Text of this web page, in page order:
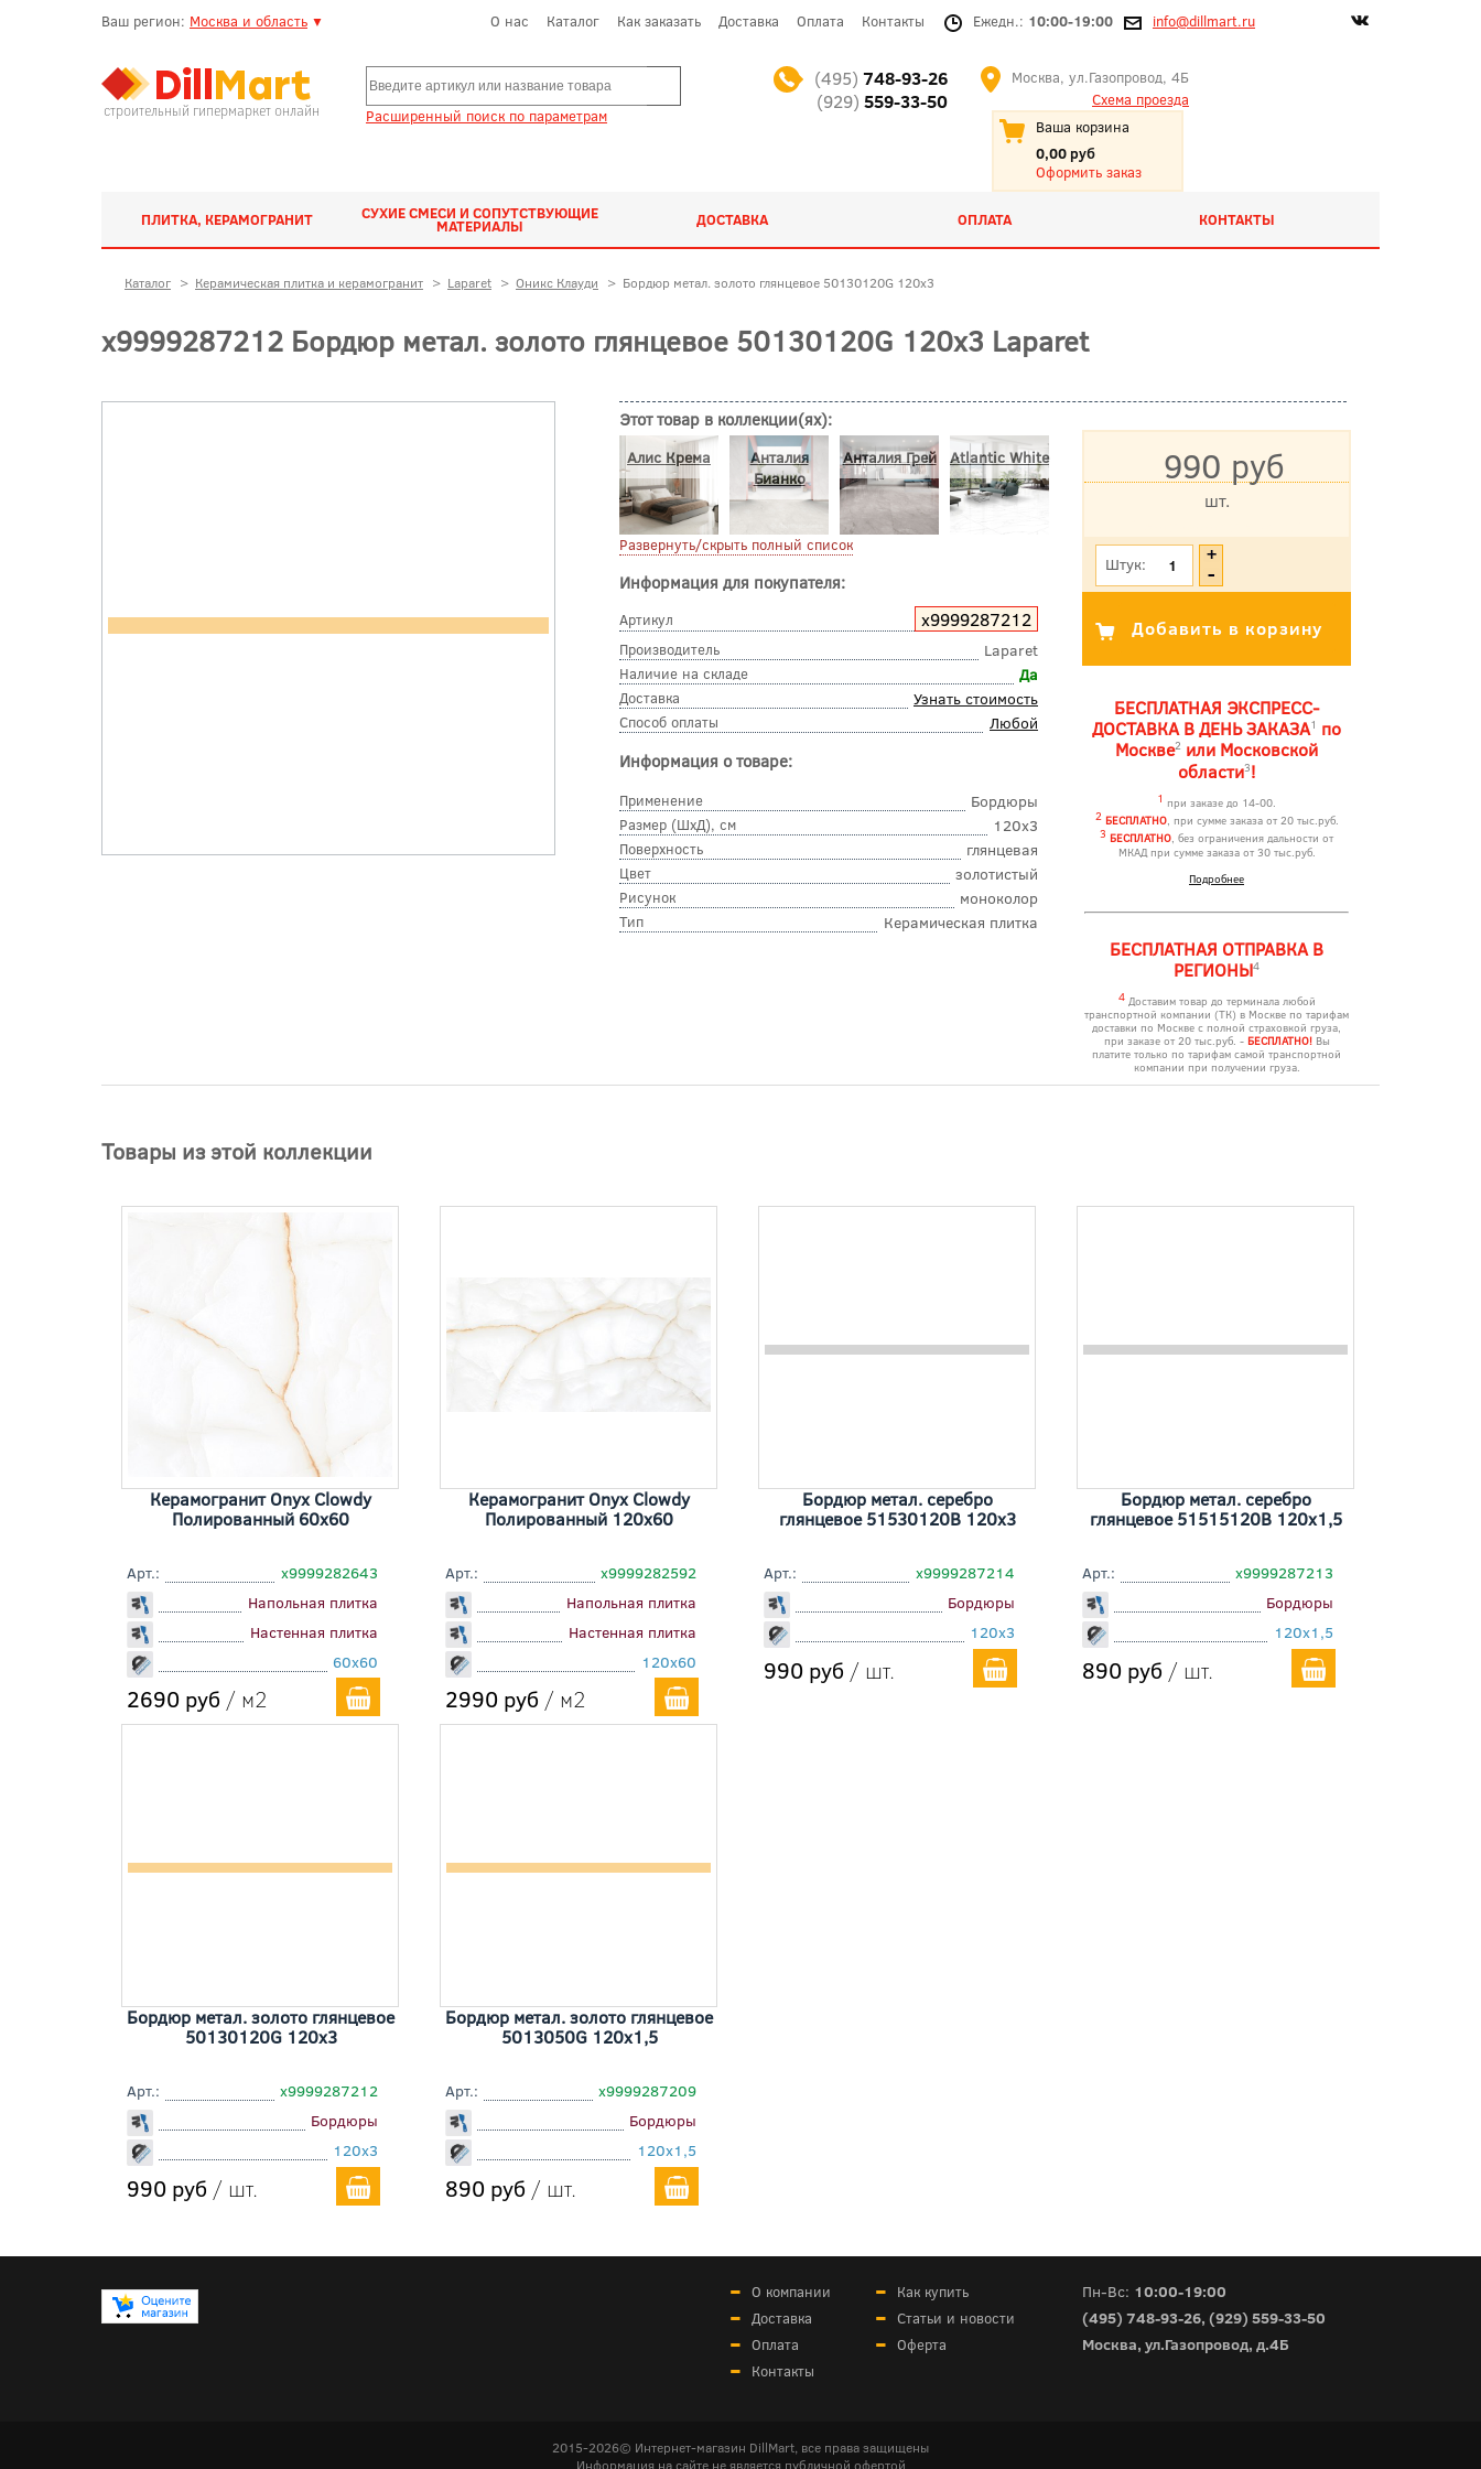
Ваш регион: Москва и область ▼ О нас Каталог Как заказать Доставка Оплата Контакты Ежедн.: 10:00-19:00 info@dillmart.ru
строительный гипермаркет онлайн Расширенный поиск по параметрам
(495) 748-93-26
(929) 559-33-50
Москва, ул.Газопровод, 4Б
Схема проезда
Ваша корзина
0,00 руб
Оформить заказ
ПЛИТКА, КЕРАМОГРАНИТ СУХИЕ СМЕСИ И СОПУТСТВУЮЩИЕ
МАТЕРИАЛЫ ДОСТАВКА ОПЛАТА КОНТАКТЫ
Каталог > Керамическая плитка и керамогранит > Laparet > Оникс Клауди > Бордюр метал. золото глянцевое 50130120G 120x3
х9999287212 Бордюр метал. золото глянцевое 50130120G 120x3 Laparet
Этот товар в коллекции(ях):
Алис Крема
Анталия
Бианко
Анталия Грей Atlantic White
Развернуть/скрыть полный список
Информация для покупателя:
Артикул х9999287212
Производитель Laparet
Наличие на складе Да
Доставка Узнать стоимость
Способ оплаты Любой
Информация о товаре:
Применение Бордюры
Размер (ШхД), см 120x3
Поверхность глянцевая
Цвет золотистый
Рисунок моноколор
Тип Керамическая плитка
990 руб
шт.
Штук:
БЕСПЛАТНАЯ ЭКСПРЕСС-
ДОСТАВКА В ДЕНЬ ЗАКАЗА1 по
Москве2 или Московской
области3!
1 при заказе до 14-00.
2 БЕСПЛАТНО, при сумме заказа от 20 тыс.руб.
3 БЕСПЛАТНО, без ограничения дальности от
МКАД при сумме заказа от 30 тыс.руб.
Подробнее
БЕСПЛАТНАЯ ОТПРАВКА В
РЕГИОНЫ4
4Доставим товар до терминала любой
транспортной компании (ТК) в Москве по тарифам
доставки по Москве с полной страховкой груза,
при заказе от 20 тыс.руб. - БЕСПЛАТНО!Вы
платите только по тарифам самой транспортной
компании при получении груза.
Товары из этой коллекции
Керамогранит Onyx Clowdy
Полированный 60x60
Арт.:
х9999282643
Напольная плитка
Настенная плитка
60x60
2690 руб / м2
Керамогранит Onyx Clowdy
Полированный 120x60
Арт.:
х9999282592
Напольная плитка
Настенная плитка
120x60
2990 руб / м2
Бордюр метал. серебро
глянцевое 51530120B 120x3
Арт.:
х9999287214
Бордюры
120x3
990 руб / шт.
Бордюр метал. серебро
глянцевое 51515120B 120x1,5
Арт.:
х9999287213
Бордюры
120x1,5
890 руб / шт.
Бордюр метал. золото глянцевое
50130120G 120x3
Арт.:
х9999287212
Бордюры
120x3
990 руб / шт.
Бордюр метал. золото глянцевое
5013050G 120x1,5
Арт.:
х9999287209
Бордюры
120x1,5
890 руб / шт.
О компании
Как купить
Доставка
Статьи и новости
Оплата
Оферта
Контакты
Пн-Вс: 10:00-19:00
(495) 748-93-26, (929) 559-33-50
Москва, ул.Газопровод, д.4Б
2015-2026© Интернет-магазин DillMart, все права защищены
Информация на сайте не является публичной офертой